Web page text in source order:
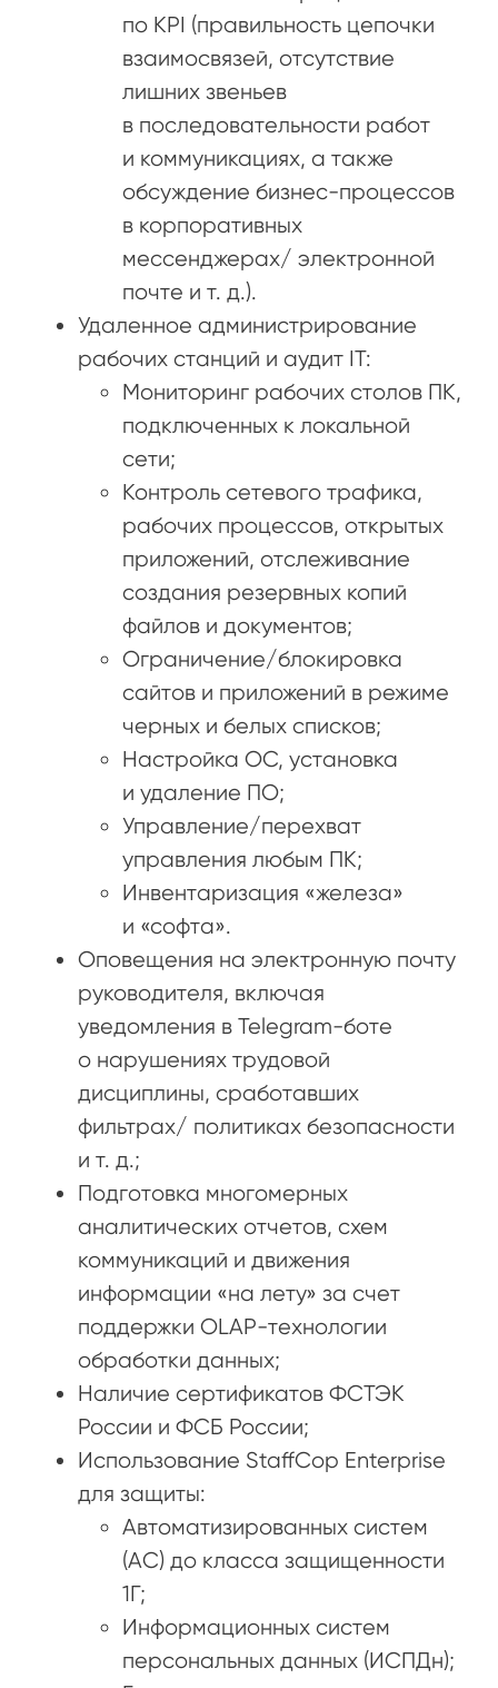
по KPI (правильность цепочки
взаимосвязей, отсутствие
лишних звеньев
в последовательности работ
и коммуникациях, а также
обсуждение бизнес-процессов
в корпоративных
мессенджерах/ электронной
почте и т. д.).
Удаленное администрирование
рабочих станций и аудит IT:
Мониторинг рабочих столов ПК,
подключенных к локальной
сети;
Контроль сетевого трафика,
рабочих процессов, открытых
приложений, отслеживание
создания резервных копий
файлов и документов;
Ограничение/блокировка
сайтов и приложений в режиме
черных и белых списков;
Настройка ОС, установка
и удаление ПО;
Управление/перехват
управления любым ПК;
Инвентаризация «железа»
и «софта».
Оповещения на электронную почту
руководителя, включая
уведомления в Telegram-боте
о нарушениях трудовой
дисциплины, сработавших
фильтрах/ политиках безопасности
и т. д.;
Подготовка многомерных
аналитических отчетов, схем
коммуникаций и движения
информации «на лету» за счет
поддержки OLAP-технологии
обработки данных;
Наличие сертификатов ФСТЭК
России и ФСБ России;
Использование StaffСop Enterprise
для защиты:
Автоматизированных систем
(АС) до класса защищенности
1Г;
Информационных систем
персональных данных (ИСПДн);